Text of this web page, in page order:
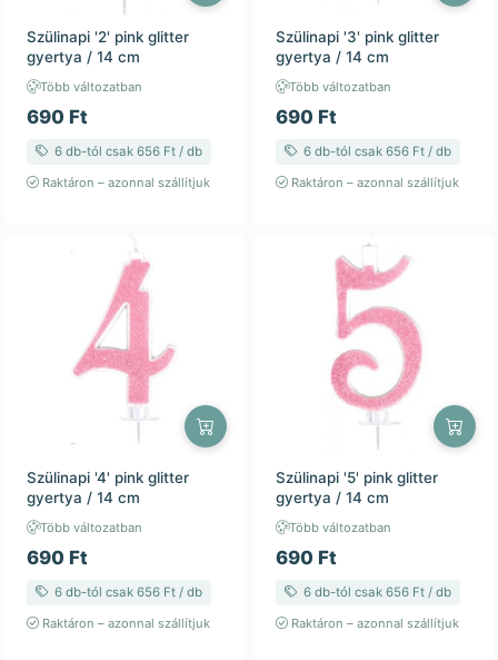
Szülinapi '2' pink glitter
gyertya / 14 cm
Több változatban
690 Ft
6 db-tól csak 656 Ft / db
Raktáron – azonnal szállítjuk
Szülinapi '3' pink glitter
gyertya / 14 cm
Több változatban
690 Ft
6 db-tól csak 656 Ft / db
Raktáron – azonnal szállítjuk
Szülinapi '4' pink glitter
gyertya / 14 cm
Több változatban
690 Ft
6 db-tól csak 656 Ft / db
Raktáron – azonnal szállítjuk
Szülinapi '5' pink glitter
gyertya / 14 cm
Több változatban
690 Ft
6 db-tól csak 656 Ft / db
Raktáron – azonnal szállítjuk